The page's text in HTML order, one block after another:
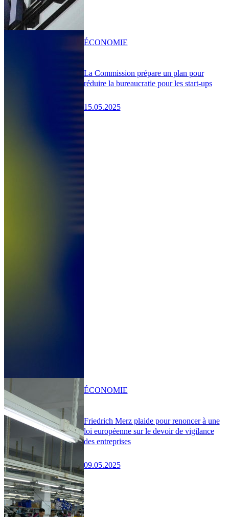
La Commission prépare un plan pour
réduire la bureaucratie pour les start-ups
15.05.2025
ÉCONOMIE
Friedrich Merz plaide pour renoncer à une
loi européenne sur le devoir de vigilance
des entreprises
09.05.2025
ÉCONOMIE